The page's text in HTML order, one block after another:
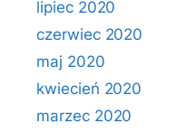
lipiec 2020
czerwiec 2020
maj 2020
kwiecień 2020
marzec 2020